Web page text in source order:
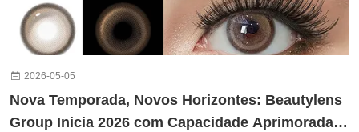
2026-05-05
Nova Temporada, Novos Horizontes: Beautylens
Group Inicia 2026 com Capacidade Aprimorada e